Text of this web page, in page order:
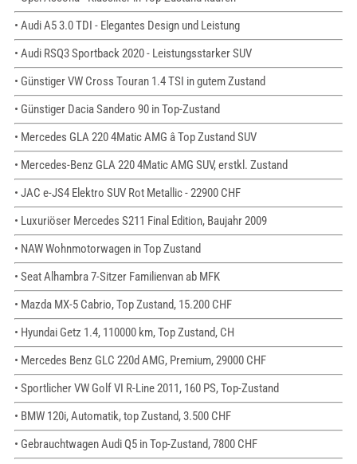
• Audi A5 3.0 TDI - Elegantes Design und Leistung
• Audi RSQ3 Sportback 2020 - Leistungsstarker SUV
• Günstiger VW Cross Touran 1.4 TSI in gutem Zustand
• Günstiger Dacia Sandero 90 in Top-Zustand
• Mercedes GLA 220 4Matic AMG â Top Zustand SUV
• Mercedes-Benz GLA 220 4Matic AMG SUV, erstkl. Zustand
• JAC e-JS4 Elektro SUV Rot Metallic - 22900 CHF
• Luxuriöser Mercedes S211 Final Edition, Baujahr 2009
• NAW Wohnmotorwagen in Top Zustand
• Seat Alhambra 7-Sitzer Familienvan ab MFK
• Mazda MX-5 Cabrio, Top Zustand, 15.200 CHF
• Hyundai Getz 1.4, 110000 km, Top Zustand, CH
• Mercedes Benz GLC 220d AMG, Premium, 29000 CHF
• Sportlicher VW Golf VI R-Line 2011, 160 PS, Top-Zustand
• BMW 120i, Automatik, top Zustand, 3.500 CHF
• Gebrauchtwagen Audi Q5 in Top-Zustand, 7800 CHF